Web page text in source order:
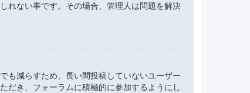
れない事です。その場合、管理人は問題を解決
も減らすため、長い間投稿していないユーザー
だき、フォーラムに積極的に参加するようにし